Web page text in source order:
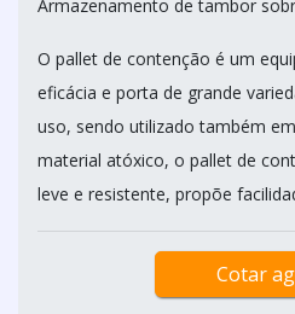
Armazenamento de tambor
O pallet de contenção é um
eficácia e porta de grande
uso, sendo utilizado também
material atóxico, o pallet de
leve e resistente, propõe
Cotar